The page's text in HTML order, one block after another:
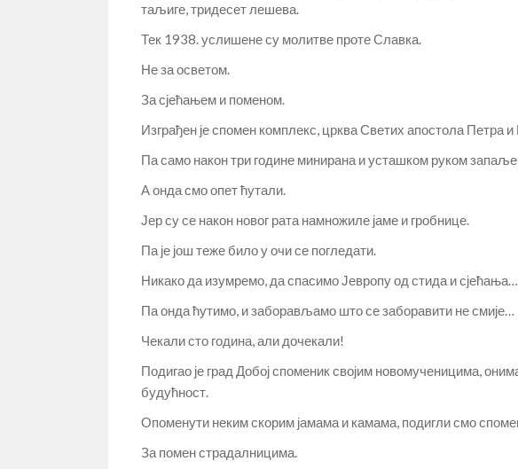
таљиге, тридесет лешева.
Тек 1938. услишене су молитве проте Славка.
Не за осветом.
За сјећањем и поменом.
Изграђен је спомен комплекс, црква Светих апостола Петра
Па само након три године минирана и усташком руком
А онда смо опет ћутали.
Јер су се након новог рата намножиле јаме и гробнице.
Па је још теже било у очи се погледати.
Никако да изумремо, да спасимо Јевропу од стида и сјећања…
Па онда ћутимо, и заборављамо што се заборавити не смије…
Чекали сто година, али дочекали!
Подигао је град Добој споменик својим новомученицима,
будућност.
Опоменути неким скорим јамама и камама, подигли смо
За помен страдалницима.